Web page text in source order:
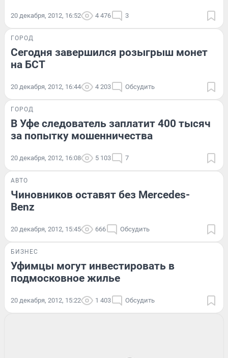
20 декабря, 2012, 16:52 4 476 3
ГОРОД
Сегодня завершился розыгрыш монет
на БСТ
20 декабря, 2012, 16:44 4 203 Обсудить
ГОРОД
В Уфе следователь заплатит 400 тысяч
за попытку мошенничества
20 декабря, 2012, 16:08 5 103 7
АВТО
Чиновников оставят без Mercedes-
Benz
20 декабря, 2012, 15:45 666 Обсудить
БИЗНЕС
Уфимцы могут инвестировать в
подмосковное жилье
20 декабря, 2012, 15:22 1 403 Обсудить